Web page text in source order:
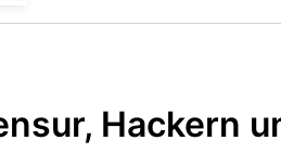
Hackern